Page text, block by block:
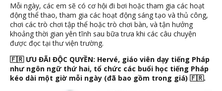
Mỗi ngày, các em sẽ có cơ hội đi bơi hoặc tham gia các hoạt
động thể thao, tham gia các hoạt động sáng tạo và thủ công,
chơi các trò chơi tập thể hoặc trò chơi bàn, và tận hưởng
khoảng thời gian yên tĩnh sau bữa trưa khi các câu chuyện
được đọc tại thư viện trường.
🇫🇷 ƯU ĐÃI ĐỘC QUYỀN: Hervé, giáo viên dạy tiếng Pháp
như ngôn ngữ thứ hai, tổ chức các buổi học tiếng Pháp
kéo dài một giờ mỗi ngày (đã bao gồm trong giá) 🇫🇷.